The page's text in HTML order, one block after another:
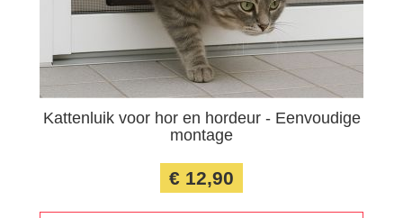
Kattenluik voor hor en hordeur - Eenvoudige
montage
€ 12,90